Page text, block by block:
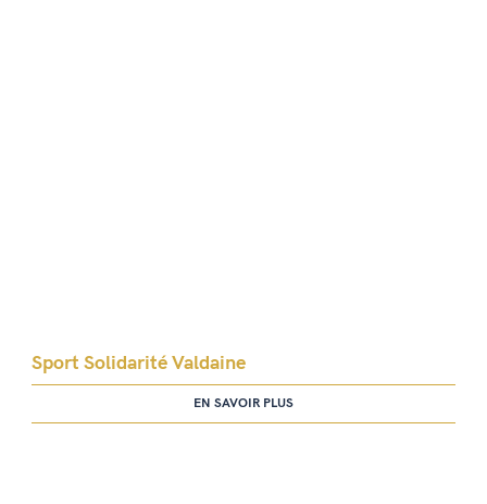
Sport Solidarité Valdaine
EN SAVOIR PLUS